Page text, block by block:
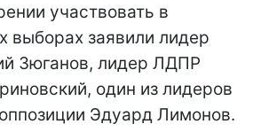
участвовать в
выборах заявили лидер
Зюганов, лидер ЛДПР
один из лидеров
Эдуард Лимонов.